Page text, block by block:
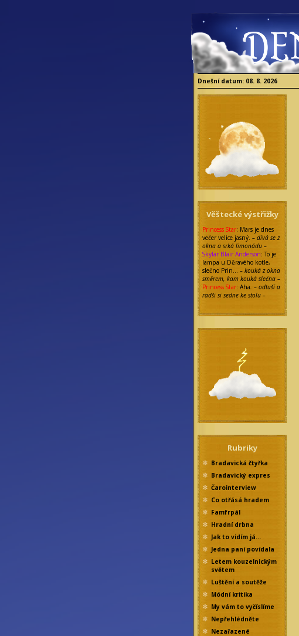
Dnešní datum: 08. 8. 2026
Věštecké výstřižky
Princess Star: Mars je dnes
večer velice jasný. – dívá se z
okna a srká limonádu –
Skylar Blair Anderson: To je
lampa u Děravého kotle,
slečno Prin… – kouká z okna
směrem, kam kouká slečna –
Princess Star: Aha. – odtuší a
radši si sedne ke stolu –
Rubriky
Bradavická čtyřka
Bradavický expres
Čarointerview
Co otřásá hradem
Famfrpál
Hradní drbna
Jak to vidím já…
Jedna paní povídala
Letem kouzelnickým
světem
Luštění a soutěže
Módní kritika
My vám to vyčíslíme
Nepřehlédněte
Nezařazené